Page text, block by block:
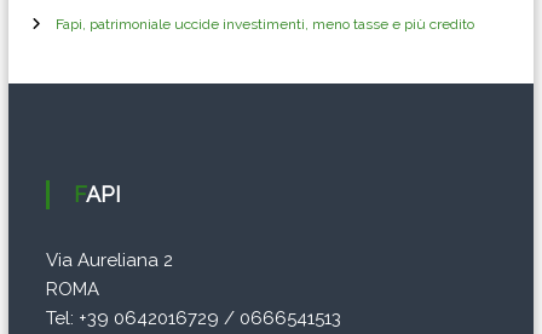
Fapi, patrimoniale uccide investimenti, meno tasse e più credito
FAPI
Via Aureliana 2
ROMA
Tel: +39 0642016729 / 0666541513